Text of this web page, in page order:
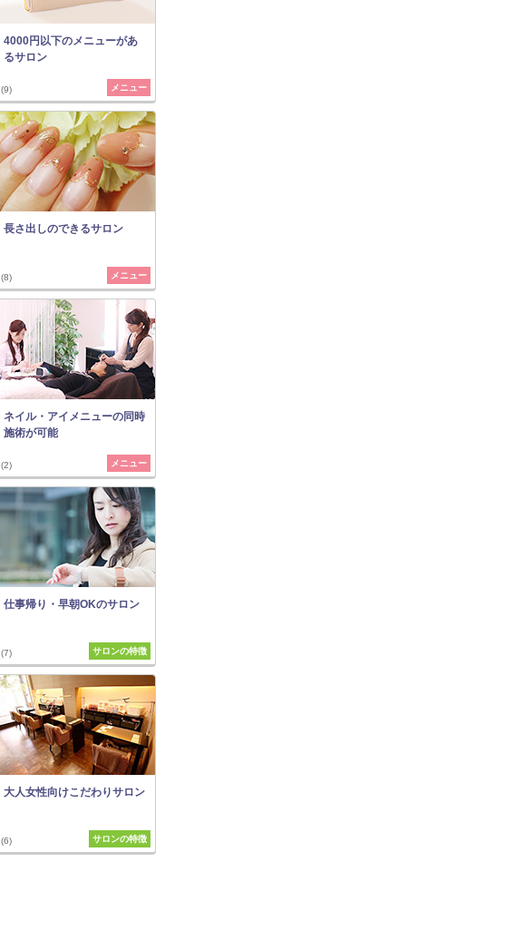
4000円以下のメニューがあ
るサロン
(9) メニュー
長さ出しのできるサロン
(8) メニュー
ネイル・アイメニューの同時
施術が可能
(2) メニュー
仕事帰り・早朝OKのサロン
(7) サロンの特徴
大人女性向けこだわりサロン
(6) サロンの特徴